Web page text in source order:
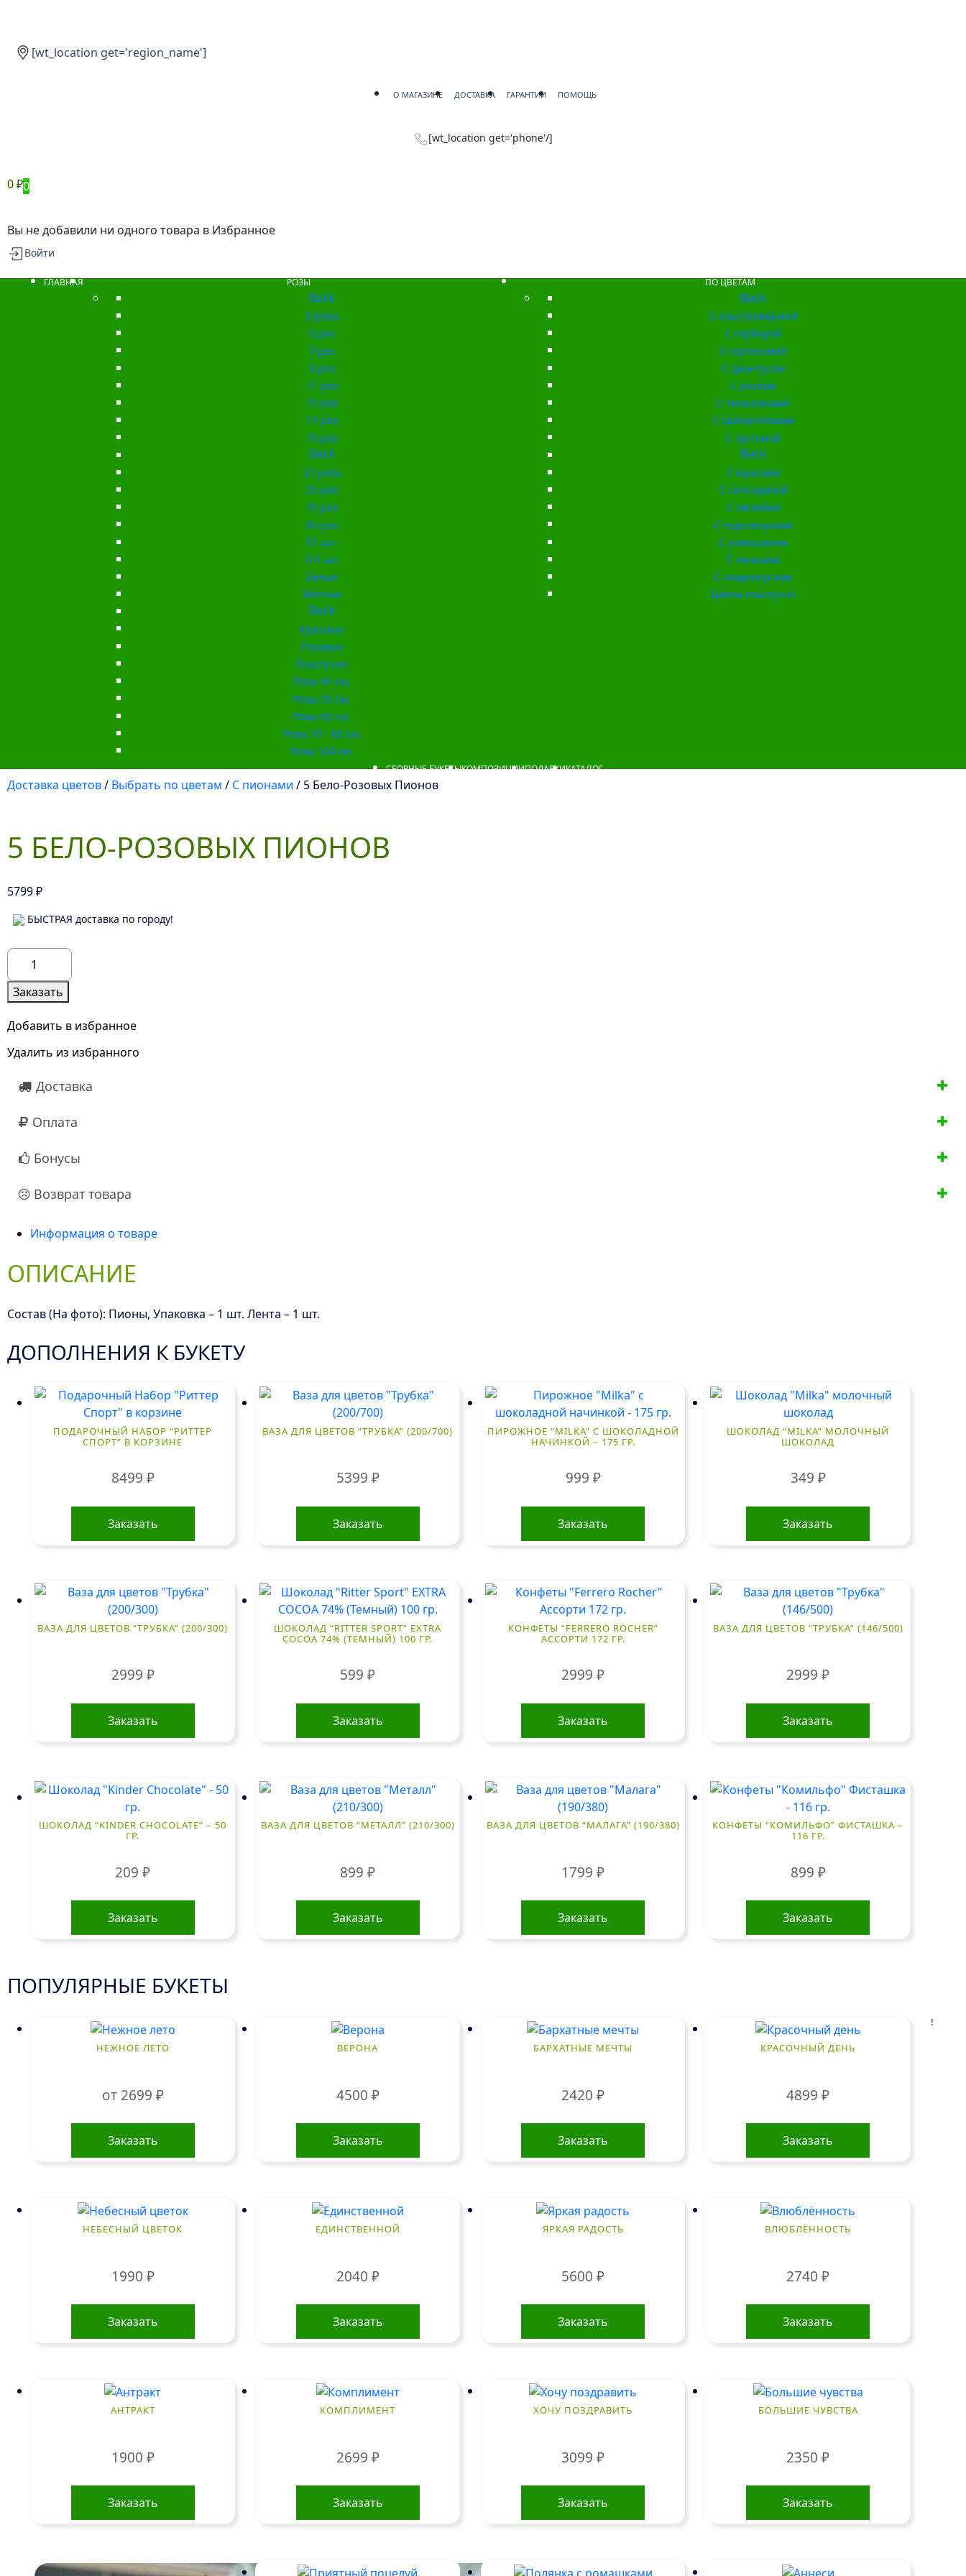
[wt_location get='region_name']
О МАГАЗИНЕ ДОСТАВКА ГАРАНТИИ ПОМОЩЬ
[wt_location get='phone'/]
0₽0
Вы не добавили ни одного товара в Избранное
Войти
ГЛАВНАЯ РОЗЫ
Back
3 розы
5 роз
7 роз
9 роз
11 роз
15 роз
17 роз
19 роз
Back
21 роза
25 роз
35 роз
45 роз
51 шт.
101 шт.
Белые
Жёлтые
Back
Красные
Розовые
Поштучно
Розы 40 см.
Розы 50 см.
Розы 60 см.
Розы 70 - 80 см.
Розы 100 см.
ПО ЦВЕТАМ
Back
С альстромерией
С герберой
С гортензией
С диантусом
С розами
С тюльпанами
С хризантемами
С эустомой
Back
С ирисами
С гипсофилой
С лилиями
С подсолнухами
С ромашками
С пионами
С гладиолусами
Цветы поштучно
СБОРНЫЕ БУКЕТЫКОМПОЗИЦИИПОДАРКИКАТАЛОГ
Доставка цветов/ Выбрать по цветам / С пионами / 5 Бело-Розовых Пионов
5 БЕЛО-РОЗОВЫХ ПИОНОВ
5799₽
БЫСТРАЯ доставка по городу!
Количество
товара
5
Бело-
Розовых
Заказать
Добавить в избранное
Удалить из избранного
Доставка
Оплата
Бонусы
Возврат товара
Информация о товаре
ОПИСАНИЕ
Состав (На фото): Пионы, Упаковка – 1 шт. Лента – 1 шт.
ДОПОЛНЕНИЯ К БУКЕТУ
ПОДАРОЧНЫЙ НАБОР “РИТТЕР
СПОРТ” В КОРЗИНЕ
8499 ₽
Заказать
ВАЗА ДЛЯ ЦВЕТОВ “ТРУБКА” (200/700)
5399 ₽
Заказать
ПИРОЖНОЕ “MILKA” С ШОКОЛАДНОЙ
НАЧИНКОЙ – 175 ГР.
999 ₽
Заказать
ШОКОЛАД “MILKA” МОЛОЧНЫЙ
ШОКОЛАД
349 ₽
Заказать
ВАЗА ДЛЯ ЦВЕТОВ “ТРУБКА” (200/300)
2999 ₽
Заказать
ШОКОЛАД “RITTER SPORT” EXTRA
COCOA 74% (ТЕМНЫЙ) 100 ГР.
599₽
Заказать
КОНФЕТЫ “FERRERO ROCHER”
АССОРТИ 172 ГР.
2999 ₽
Заказать
ВАЗА ДЛЯ ЦВЕТОВ “ТРУБКА” (146/500)
2999₽
Заказать
ШОКОЛАД “KINDER CHOCOLATE” – 50
ГР.
209₽
Заказать
ВАЗА ДЛЯ ЦВЕТОВ “МЕТАЛЛ” (210/300)
899₽
Заказать
ВАЗА ДЛЯ ЦВЕТОВ “МАЛАГА” (190/380)
1799 ₽
Заказать
КОНФЕТЫ “КОМИЛЬФО” ФИСТАШКА –
116 ГР.
899 ₽
Заказать
ПОПУЛЯРНЫЕ БУКЕТЫ
НЕЖНОЕ ЛЕТО
от 2699 ₽
Заказать
Этот
имеет
ВЕРОНА
4500 ₽
Заказать
БАРХАТНЫЕ МЕЧТЫ
2420 ₽
Заказать
КРАСОЧНЫЙ ДЕНЬ
4899₽
Заказать
НЕБЕСНЫЙ ЦВЕТОК
1990 ₽
Заказать
ЕДИНСТВЕННОЙ
2040 ₽
Заказать
ЯРКАЯ РАДОСТЬ
5600 ₽
Заказать
ВЛЮБЛЁННОСТЬ
2740₽
Заказать
АНТРАКТ
1900 ₽
Заказать
КОМПЛИМЕНТ
2699 ₽
Заказать
ХОЧУ ПОЗДРАВИТЬ
3099 ₽
Заказать
БОЛЬШИЕ ЧУВСТВА
2350₽
Заказать
!